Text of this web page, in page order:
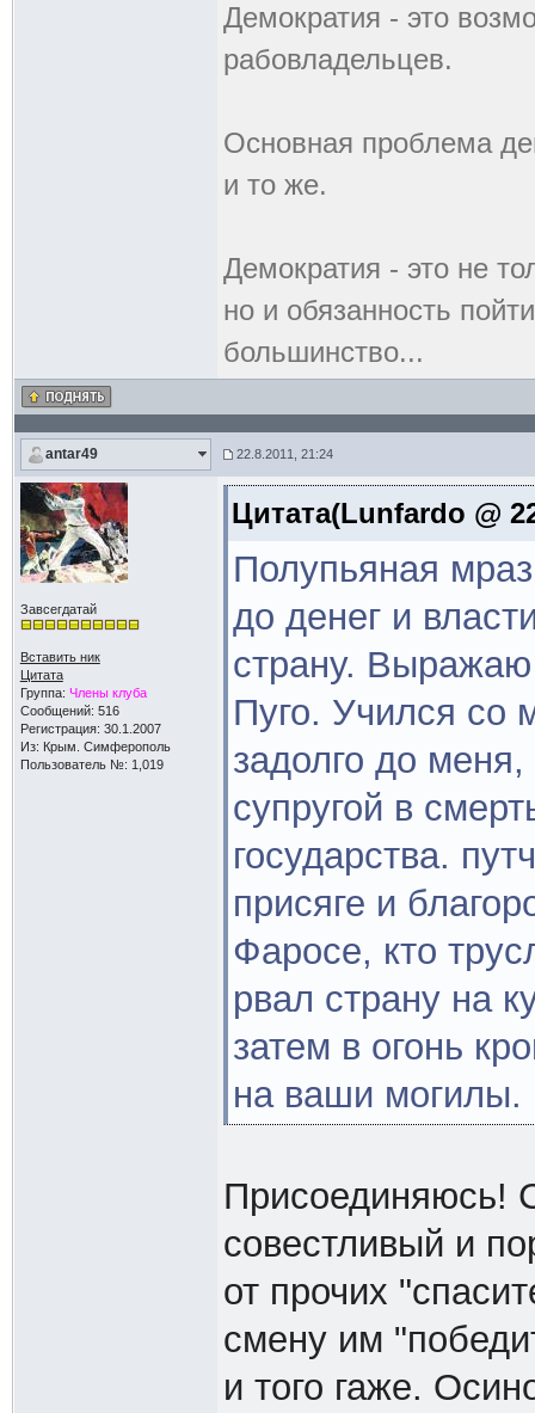
Демокpатия - это
pабовладельцев.
Основная проблема
и то же.
Демократия - это не
но и обязанность
большинство...
antar49 22.8.2011, 21:24
Завсегдатай
Вставить ник
Цитата
Группа: Члены клуба
Сообщений: 516
Регистрация: 30.1.2007
Из: Крым. Симферополь
Пользователь №: 1,019
Цитата(Lunfardo @
Полупьяная
до денег и
страну.
Пуго. Учился со
задолго до
супругой в
государства.
присяге и
Фаросе, кто
рвал страну на
затем в огонь
на ваши могилы.
Присоединяюсь!
совестливый и
от прочих
смену им
и того гаже.